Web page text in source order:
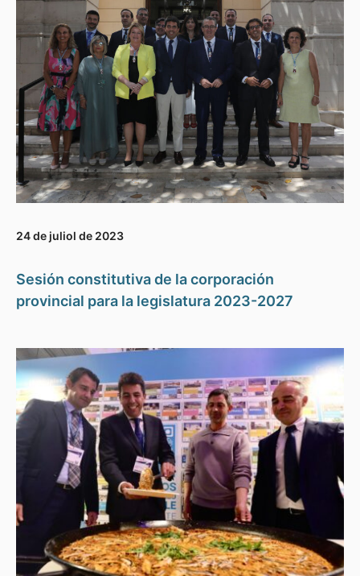
24 de juliol de 2023
Sesión constitutiva de la corporación
provincial para la legislatura 2023-2027